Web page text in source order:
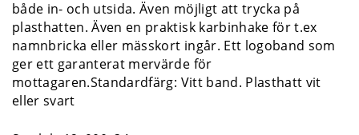
både in- och utsida. Även möjligt att trycka på
plasthatten. Även en praktisk karbinhake för t.ex
namnbricka eller mässkort ingår. Ett logoband som
ger ett garanterat mervärde för
mottagaren.Standardfärg: Vitt band. Plasthatt vit
eller svart